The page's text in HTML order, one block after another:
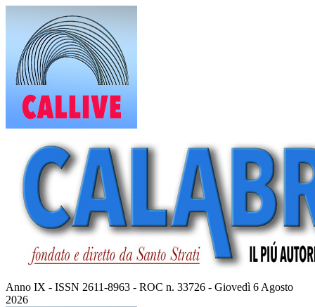
contenuto
Anno IX - ISSN 2611-8963 - ROC n. 33726 - Giovedì 6 Agosto
2026